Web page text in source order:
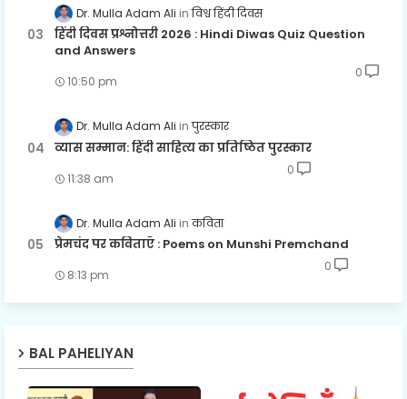
Dr. Mulla Adam Ali विश्व हिंदी दिवस
हिंदी दिवस प्रश्नोत्तरी 2026 : Hindi Diwas Quiz Question
and Answers
10:50 pm
0
Dr. Mulla Adam Ali पुरस्कार
व्यास सम्मान: हिंदी साहित्य का प्रतिष्ठित पुरस्कार
11:38 am
0
Dr. Mulla Adam Ali कविता
प्रेमचंद पर कविताएँ : Poems on Munshi Premchand
8:13 pm
0
BAL PAHELIYAN